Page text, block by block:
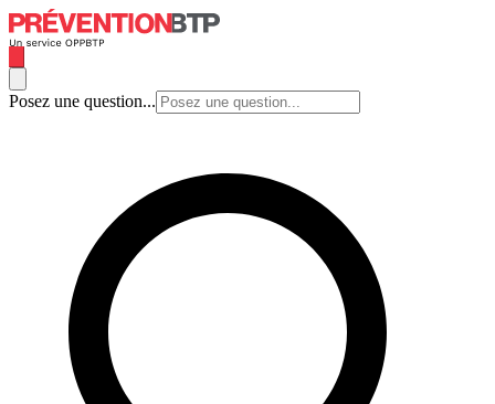
Posez une question...